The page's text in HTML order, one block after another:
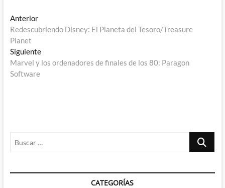
Navegación
de
entradas
AnteriorEntrada
anterior:
Redescubriendo Disney: El Planeta del Tesoro/Treasure
Planet
SiguienteEntrada
siguiente:
Marvel y los ordenadores de finales de los 80: Paragon
Software
Buscar
CATEGORÍAS